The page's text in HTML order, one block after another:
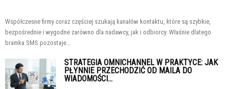
Współczesne firmy coraz częściej szukają kanałów kontaktu, które są szybkie,
bezpośrednie i wygodne zarówno dla nadawcy, jak i odbiorcy. Właśnie dlatego
bramka SMS pozostaje...
STRATEGIA OMNICHANNEL W PRAKTYCE: JAK
PŁYNNIE PRZECHODZIĆ OD MAILA DO
WIADOMOŚCI...